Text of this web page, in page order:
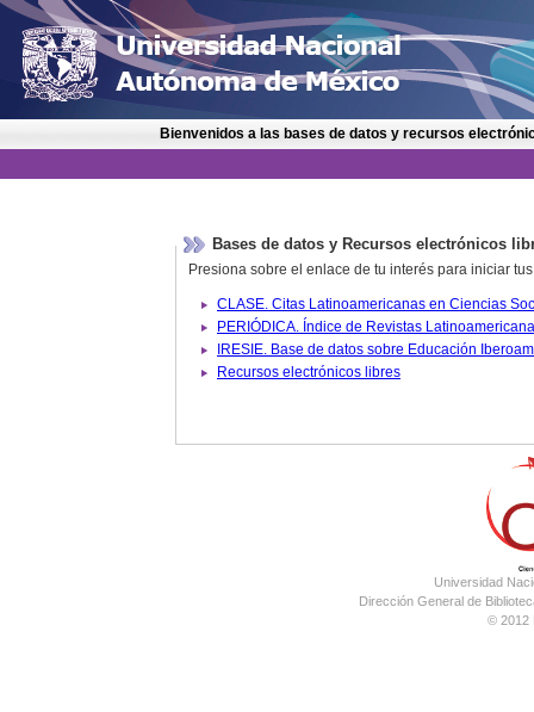
Bienvenidos a las bases de datos y recursos
Bases de datos y Recursos electrónicos
Presiona sobre el enlace de tu interés para iniciar
IRESIE. Base de datos
Recursos electrónicos libres
Universidad
Dirección General de
© 2012